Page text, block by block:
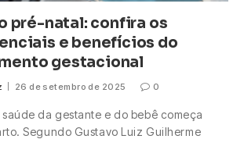
pré-natal: confira os
e benefícios do
gestacional
26 de setembro de 2025 0
da gestante e do bebê começa
Segundo Gustavo Luiz Guilherme